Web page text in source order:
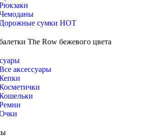
Дорожные сумки HOT
аксессуары